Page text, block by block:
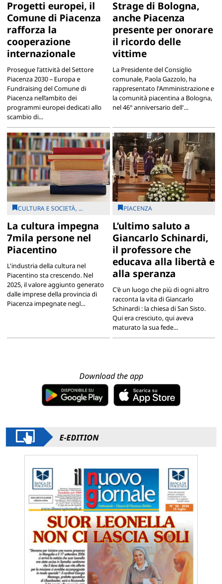
Progetti europei, il
Comune di Piacenza
rafforza la
cooperazione
internazionale
Prosegue l'attività del Settore
Piacenza 2030 – Europa e
Fundraising del Comune di
Piacenza nell’ambito dei
programmi europei dedicati allo
scambio di...
Strage di Bologna,
anche Piacenza
presente per onorare
il ricordo delle
vittime
La Presidente del Consiglio
comunale, Paola Gazzolo, ha
rappresentato l'Amministrazione e
la comunità piacentina a Bologna,
nel 46° anniversario dell'...
CULTURA E SOCIETÀ, ...
La cultura impegna
7mila persone nel
Piacentino
L'industria della cultura nel
Piacentino sta crescendo. Nel
2025, il valore aggiunto generato
dalle imprese della provincia di
Piacenza impegnate negl...
PIACENZA
L’ultimo saluto a
Giancarlo Schinardi,
il professore che
educava alla libertà e
alla speranza
C'è un luogo che più di ogni altro
racconta la vita di Giancarlo
Schinardi : la chiesa di San Sisto.
Qui era cresciuto, qui aveva
maturato la sua fede...
Download the app
E-EDITION